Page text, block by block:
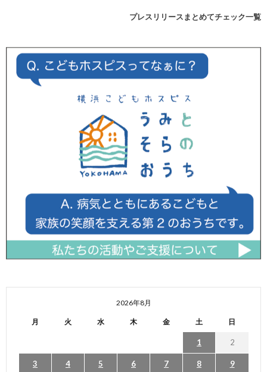
プレスリリースまとめてチェック一覧
2026年8月
月 火 水 木 金 土 日
1 2
3 4 5 6 7 8 9